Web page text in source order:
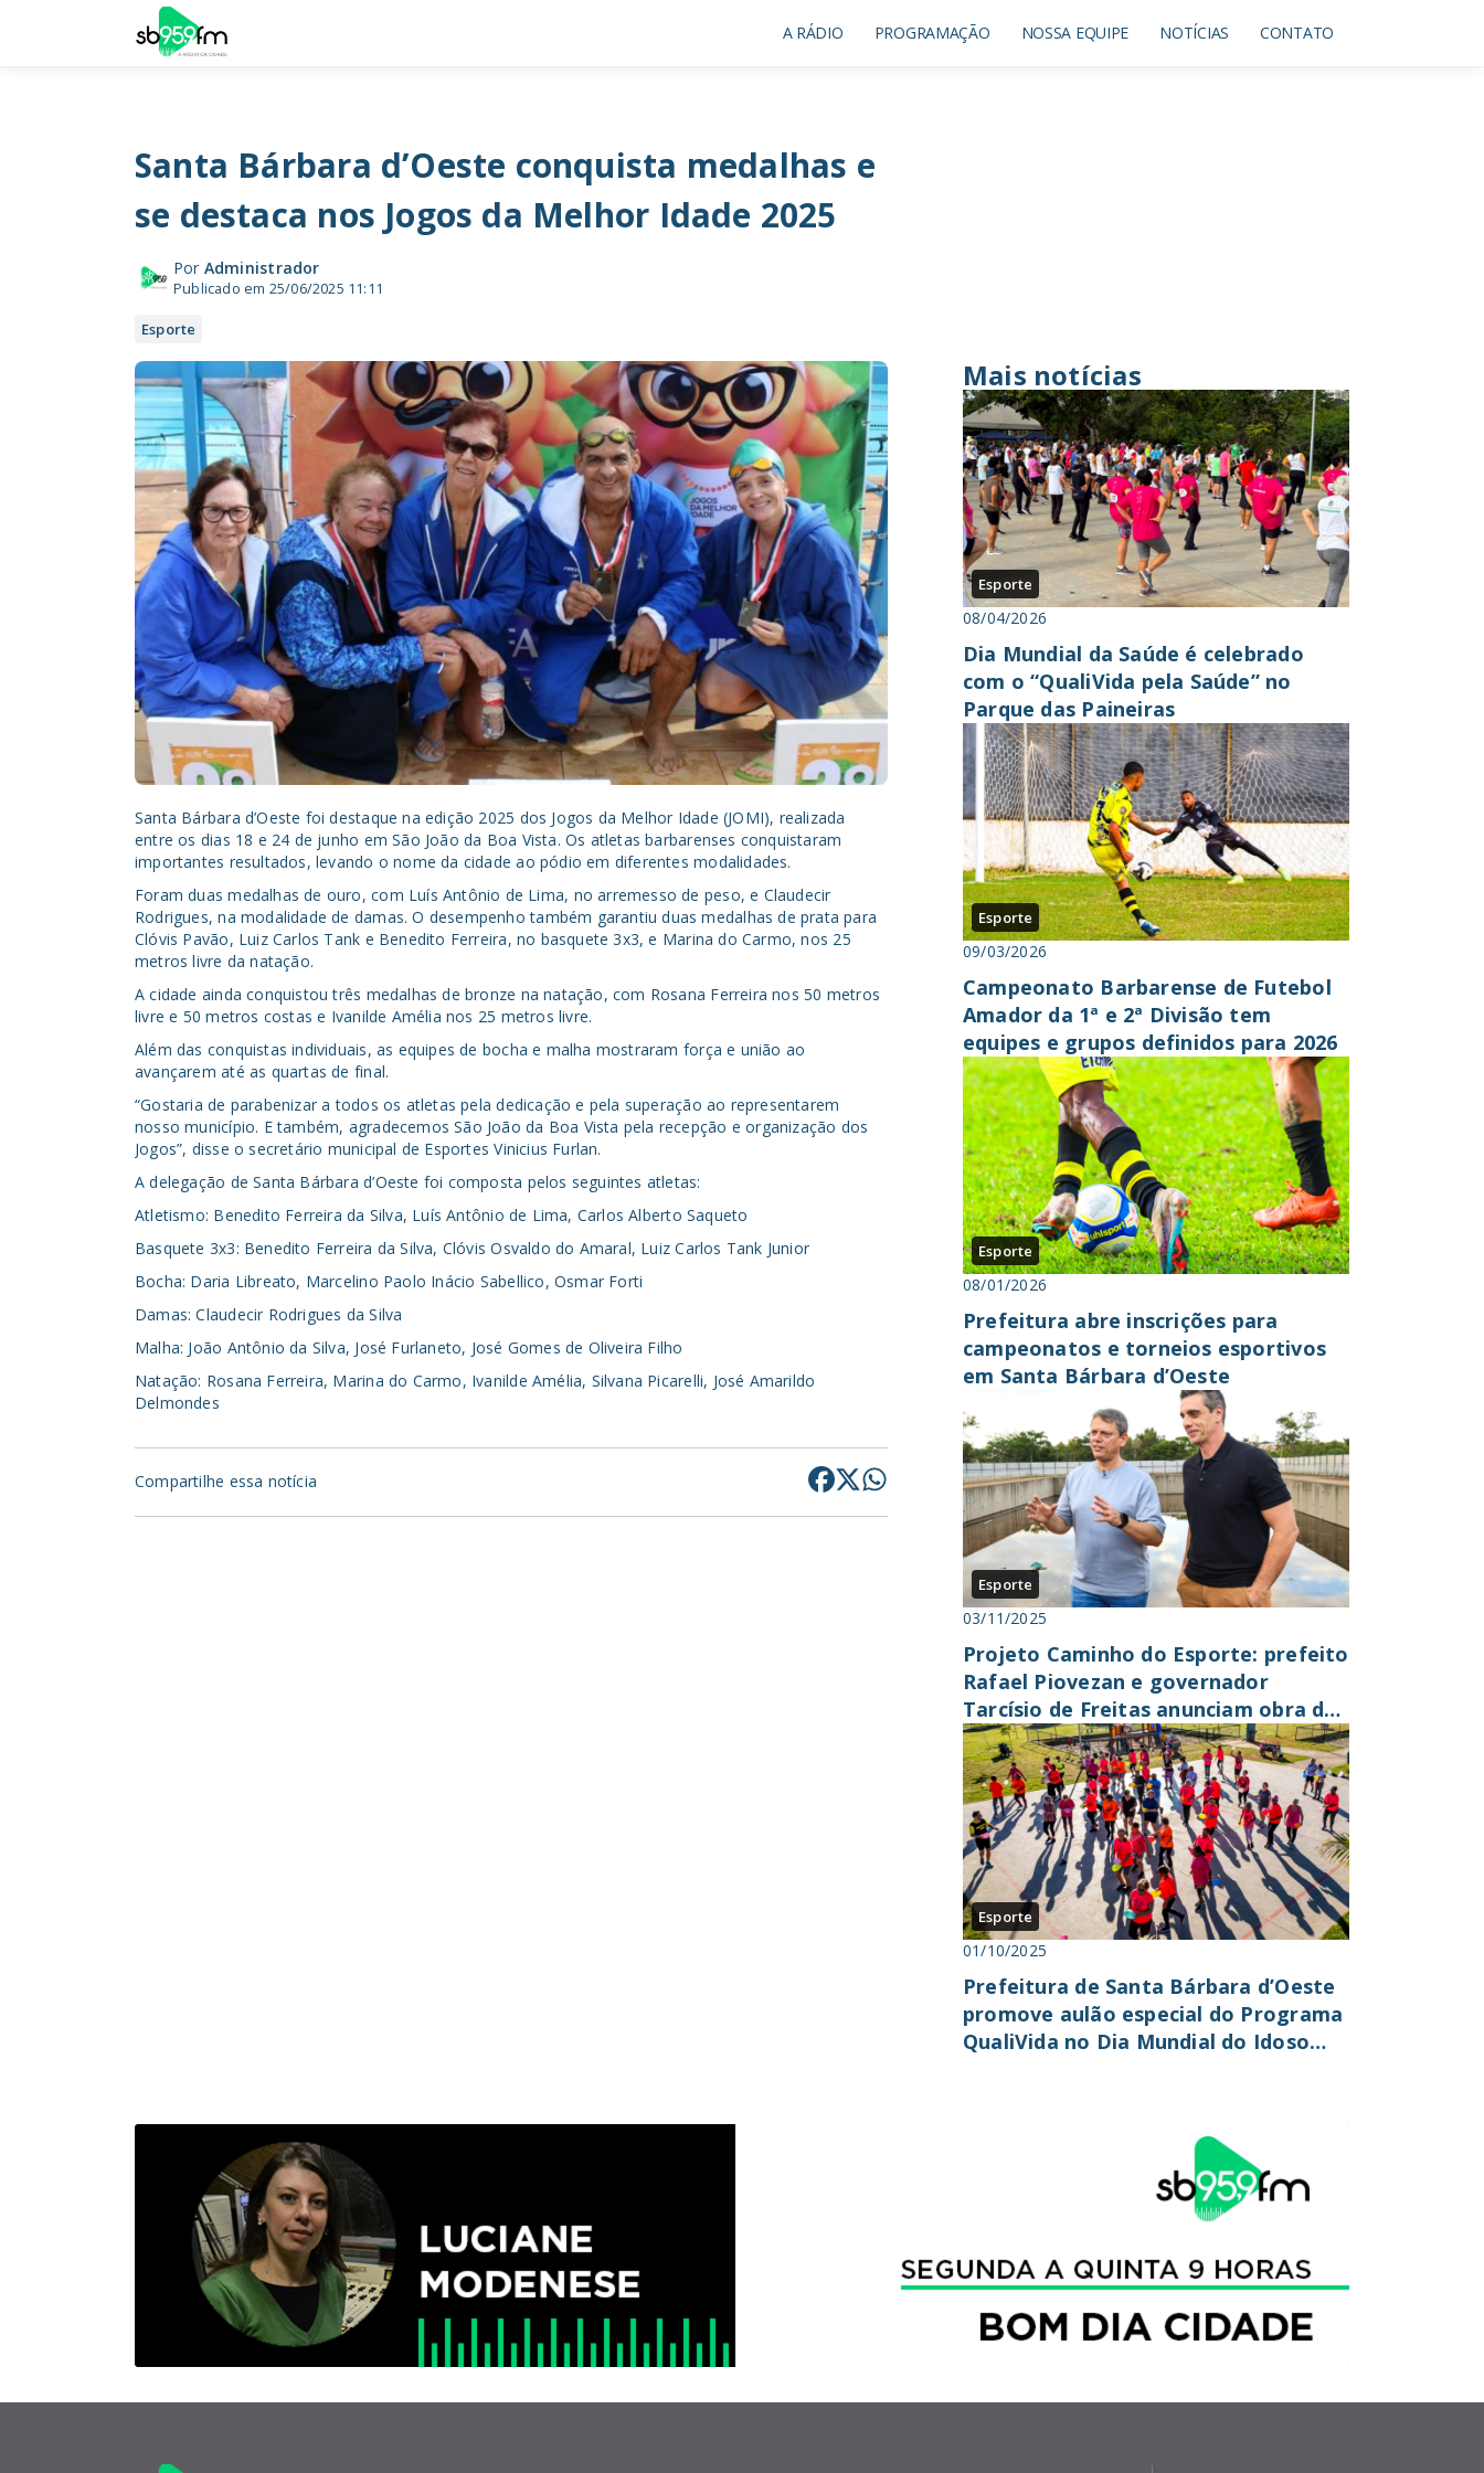
A RÁDIO PROGRAMAÇÃO NOSSA EQUIPE NOTÍCIAS CONTATO
Santa Bárbara d’Oeste conquista medalhas e
se destaca nos Jogos da Melhor Idade 2025
Por Administrador
Publicado em 25/06/2025 11:11
Esporte
Santa Bárbara d’Oeste foi destaque na edição 2025 dos Jogos da Melhor Idade (JOMI), realizada
entre os dias 18 e 24 de junho em São João da Boa Vista. Os atletas barbarenses conquistaram
importantes resultados, levando o nome da cidade ao pódio em diferentes modalidades.
Foram duas medalhas de ouro, com Luís Antônio de Lima, no arremesso de peso, e Claudecir
Rodrigues, na modalidade de damas. O desempenho também garantiu duas medalhas de prata para
Clóvis Pavão, Luiz Carlos Tank e Benedito Ferreira, no basquete 3x3, e Marina do Carmo, nos 25
metros livre da natação.
A cidade ainda conquistou três medalhas de bronze na natação, com Rosana Ferreira nos 50 metros
livre e 50 metros costas e Ivanilde Amélia nos 25 metros livre.
Além das conquistas individuais, as equipes de bocha e malha mostraram força e união ao
avançarem até as quartas de final.
“Gostaria de parabenizar a todos os atletas pela dedicação e pela superação ao representarem
nosso município. E também, agradecemos São João da Boa Vista pela recepção e organização dos
Jogos”, disse o secretário municipal de Esportes Vinicius Furlan.
A delegação de Santa Bárbara d’Oeste foi composta pelos seguintes atletas:
Atletismo: Benedito Ferreira da Silva, Luís Antônio de Lima, Carlos Alberto Saqueto
Basquete 3x3: Benedito Ferreira da Silva, Clóvis Osvaldo do Amaral, Luiz Carlos Tank Junior
Bocha: Daria Libreato, Marcelino Paolo Inácio Sabellico, Osmar Forti
Damas: Claudecir Rodrigues da Silva
Malha: João Antônio da Silva, José Furlaneto, José Gomes de Oliveira Filho
Natação: Rosana Ferreira, Marina do Carmo, Ivanilde Amélia, Silvana Picarelli, José Amarildo
Delmondes
Compartilhe essa notícia
Mais notícias
Esporte
08/04/2026
Dia Mundial da Saúde é celebrado
com o “QualiVida pela Saúde” no
Parque das Paineiras
Esporte
09/03/2026
Campeonato Barbarense de Futebol
Amador da 1ª e 2ª Divisão tem
equipes e grupos definidos para 2026
Esporte
08/01/2026
Prefeitura abre inscrições para
campeonatos e torneios esportivos
em Santa Bárbara d’Oeste
Esporte
03/11/2025
Projeto Caminho do Esporte: prefeito
Rafael Piovezan e governador
Tarcísio de Freitas anunciam obra de
Complexo Espor...
Esporte
01/10/2025
Prefeitura de Santa Bárbara d’Oeste
promove aulão especial do Programa
QualiVida no Dia Mundial do Idoso